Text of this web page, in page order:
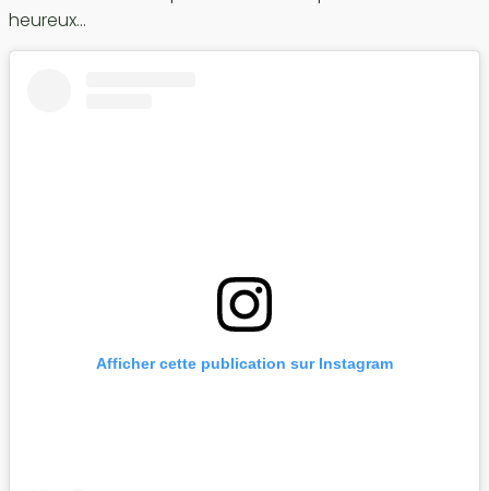
heureux…
Afficher cette publication sur Instagram